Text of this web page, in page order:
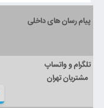
پیام رسان های داخلی
تلگرام و واتساپ
مشتریان تهران